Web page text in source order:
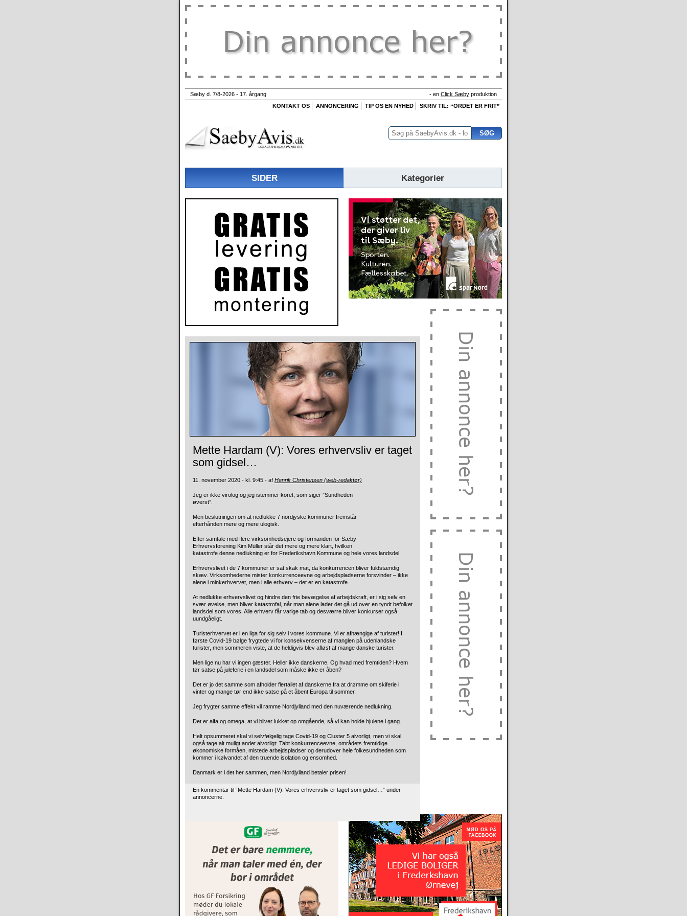
Sæby d. 7/8-2026 - 17. årgang - en Click Sæby produktion
KONTAKT OS
ANNONCERING TIP OS EN NYHED SKRIV TIL: “ORDET ER FRIT”
SIDER Kategorier
Mette Hardam (V): Vores erhvervsliv er taget
som gidsel…
11. november 2020 - kl. 9:45 - af Henrik Christensen (web-redaktør)
Jeg er ikke virolog og jeg istemmer koret, som siger ”Sundheden
øverst”.
Men beslutningen om at nedlukke 7 nordjyske kommuner fremstår
efterhånden mere og mere ulogisk.
Efter samtale med flere virksomhedsejere og formanden for Sæby
Erhvervsforening Kim Müller står det mere og mere klart, hvilken
katastrofe denne nedlukning er for Frederikshavn Kommune og hele vores landsdel.
Erhvervslivet i de 7 kommuner er sat skak mat, da konkurrencen bliver fuldstændig
skæv. Virksomhederne mister konkurrenceevne og arbejdspladserne forsvinder – ikke
alene i minkerhvervet, men i alle erhverv – det er en katastrofe.
At nedlukke erhvervslivet og hindre den frie bevægelse af arbejdskraft, er i sig selv en
svær øvelse, men bliver katastrofal, når man alene lader det gå ud over en tyndt befolket
landsdel som vores. Alle erhverv får varige tab og desværre bliver konkurser også
uundgåeligt.
Turisterhvervet er i en liga for sig selv i vores kommune. Vi er afhængige af turister! I
første Covid-19 bølge frygtede vi for konsekvenserne af manglen på udenlandske
turister, men sommeren viste, at de heldigvis blev afløst af mange danske turister.
Men lige nu har vi ingen gæster. Heller ikke danskerne. Og hvad med fremtiden? Hvem
tør satse på juleferie i en landsdel som måske ikke er åben?
Det er jo det samme som afholder flertallet af danskerne fra at drømme om skiferie i
vinter og mange tør end ikke satse på et åbent Europa til sommer.
Jeg frygter samme effekt vil ramme Nordjylland med den nuværende nedlukning.
Det er alfa og omega, at vi bliver lukket op omgående, så vi kan holde hjulene i gang.
Helt opsummeret skal vi selvfølgelig tage Covid-19 og Cluster 5 alvorligt, men vi skal
også tage alt muligt andet alvorligt: Tabt konkurrenceevne, områdets fremtidige
økonomiske formåen, mistede arbejdspladser og derudover hele folkesundheden som
kommer i kølvandet af den truende isolation og ensomhed.
Danmark er i det her sammen, men Nordjylland betaler prisen!
En kommentar til “Mette Hardam (V): Vores erhvervsliv er taget som gidsel…” under
annoncerne.